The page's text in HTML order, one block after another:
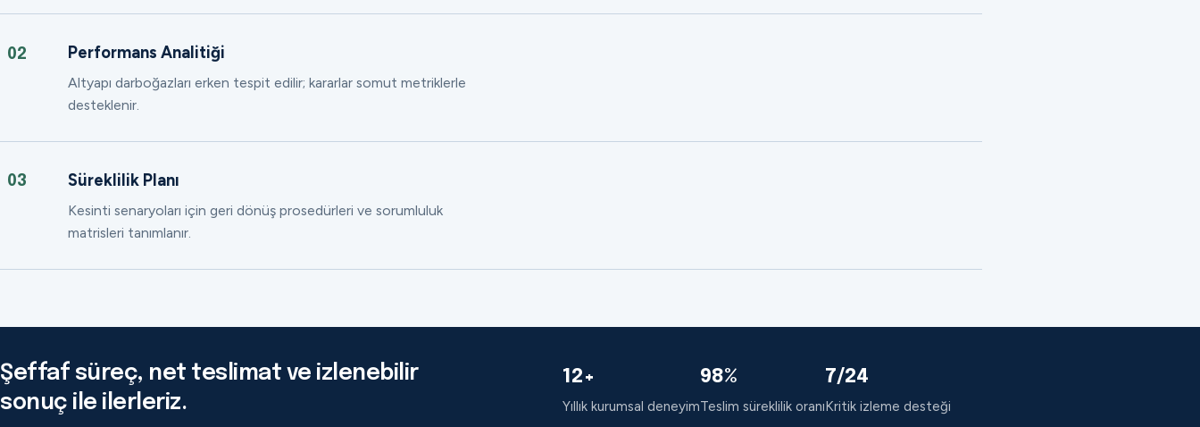
02 Performans Analitiği
Altyapı darboğazları erken tespit edilir; kararlar somut metriklerle
desteklenir.
03 Süreklilik Planı
Kesinti senaryoları için geri dönüş prosedürleri ve sorumluluk
matrisleri tanımlanır.
Şeffaf süreç, net teslimat ve izlenebilir
sonuç ile ilerleriz.
12+
Yıllık kurumsal deneyim
98%
Teslim süreklilik oranı
7/24
Kritik izleme desteği